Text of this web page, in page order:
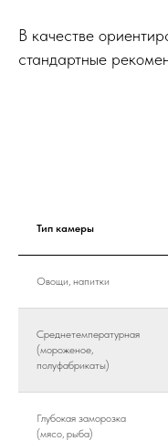
В качестве
стандартные
Тип камеры
Овощи, напитки
Среднетемпературная
(мороженое,
полуфабрикаты)
Глубокая заморозка
(мясо, рыба)